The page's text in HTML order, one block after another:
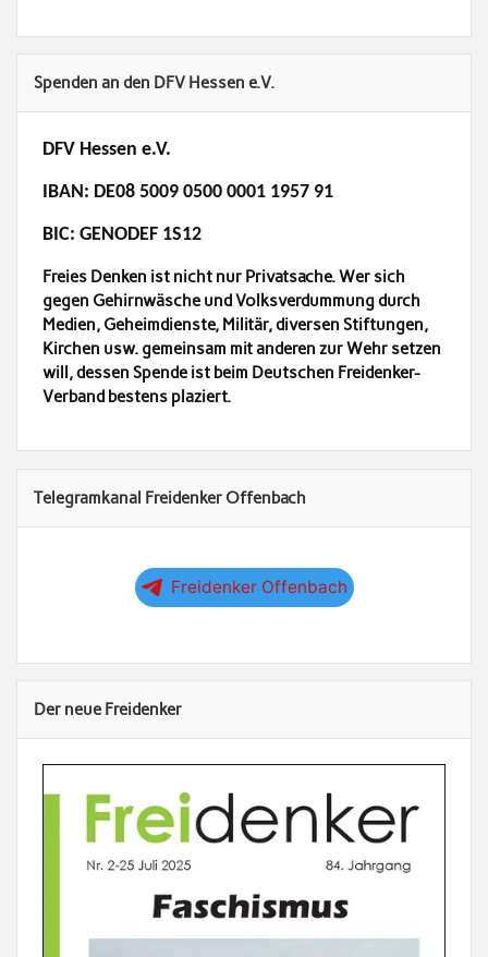
Spenden an den DFV Hessen e.V.
DFV Hessen e.V.
IBAN: DE08 5009 0500 0001 1957 91
BIC: GENODEF 1S12
Freies Denken ist nicht nur Privatsache. Wer sich
gegen Gehirnwäsche und Volksverdummung durch
Medien, Geheimdienste, Militär, diversen Stiftungen,
Kirchen usw. gemeinsam mit anderen zur Wehr setzen
will, dessen Spende ist beim Deutschen Freidenker-
Verband bestens plaziert.
Telegramkanal Freidenker Offenbach
Freidenker Offenbach
Der neue Freidenker